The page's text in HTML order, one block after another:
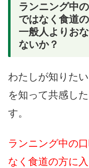
ランニング中
ではなく食道
一般人よりお
ないか？
わたしが知りた
を知って共感し
す。
ランニング中の
なく食道の方に